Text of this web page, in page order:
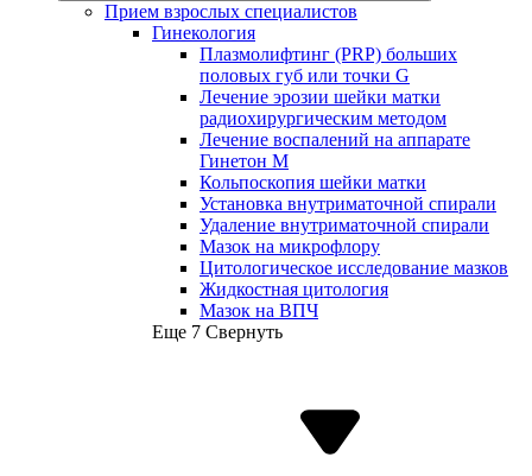
Прием взрослых специалистов
Гинекология
Плазмолифтинг (PRP) больших
половых губ или точки G
Лечение эрозии шейки матки
радиохирургическим методом
Лечение воспалений на аппарате
Гинетон М
Кольпоскопия шейки матки
Установка внутриматочной спирали
Удаление внутриматочной спирали
Мазок на микрофлору
Цитологическое исследование мазков
Жидкостная цитология
Мазок на ВПЧ
Еще 7 Свернуть